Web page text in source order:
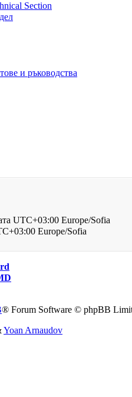
Section
и ръководства
UTC+03:00 Europe/Sofia
Europe/Sofia
® Forum Software © phpBB
Yoan Arnaudov